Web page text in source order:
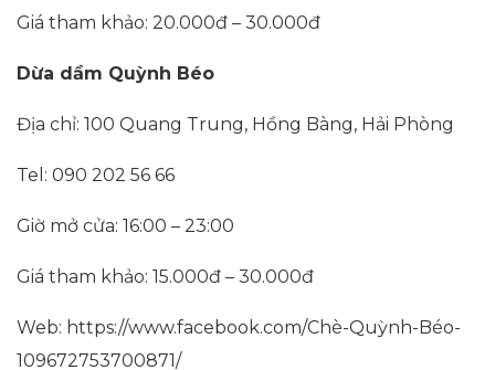
Giá tham khảo: 20.000đ – 30.000đ
Dừa dầm Quỳnh Béo
Địa chỉ: 100 Quang Trung, Hồng Bàng, Hải Phòng
Tel: 090 202 56 66
Giờ mở cửa: 16:00 – 23:00
Giá tham khảo: 15.000đ – 30.000đ
Web: https://www.facebook.com/Chè-Quỳnh-Béo-
109672753700871/